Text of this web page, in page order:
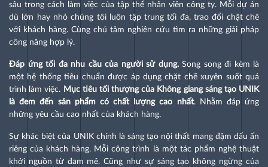
sâu trong cách làm việc của tập thể nhân viên công ty. Mỗi dự án
dù lớn hay nhỏ chúng tôi luôn tập trung tối đa, trao đổi chặt chẽ
với khách hàng. Cùng chú tâm nghiên cứu tìm ra những giải pháp
công năng hợp lý.
Đáp ứng tối đa nhu cầu của người sử dụng. Song song đi kèm là
một hệ thống tiêu chuẩn được áp dụng chặt chẽ xuyên suốt quá
trình làm việc. Mục tiêu tối thượng của Không giang sáng tạo UNIK
là đem đến sản phẩm có chất lượng cao nhất. Nhằm đáp ứng
những yêu cầu cao nhất của khách hàng.
Sự khác biệt của UNIK chính là sáng tạo nội thất mang đậm dấu ấn
riêng của khách hàng. Mỗi công trình là một tác phẩm nghệ thuật
khởi nguồn từ đam mê. Cũng như sự sáng tạo không ngừng của